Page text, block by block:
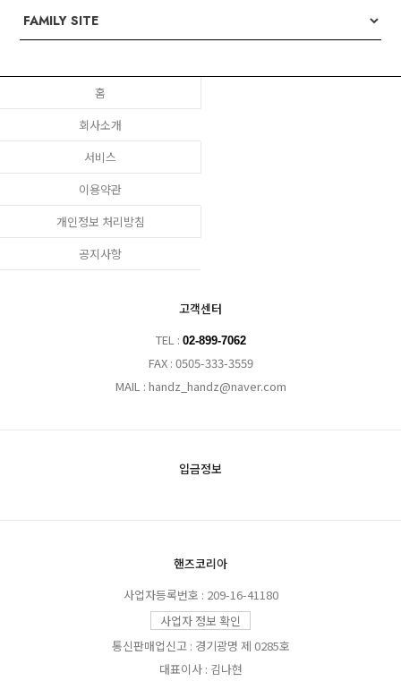
홈
회사소개
서비스
이용약관
개인정보 처리방침
공지사항
고객센터
TEL : 02-899-7062
FAX : 0505-333-3559
MAIL : handz_handz@naver.com
입금정보
핸즈코리아
사업자등록번호 : 209-16-41180
사업자 정보 확인
통신판매업신고 : 경기광명 제 0285호
대표이사 : 김나현